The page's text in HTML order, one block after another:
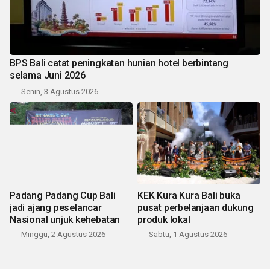
BPS Bali catat peningkatan hunian hotel berbintang
selama Juni 2026
Senin, 3 Agustus 2026
Padang Padang Cup Bali
jadi ajang peselancar
Nasional unjuk kehebatan
Minggu, 2 Agustus 2026
KEK Kura Kura Bali buka
pusat perbelanjaan dukung
produk lokal
Sabtu, 1 Agustus 2026